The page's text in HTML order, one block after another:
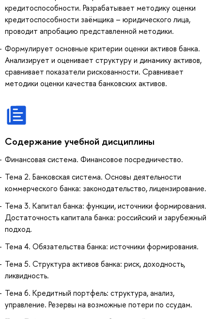
кредитоспособности. Разрабатывает методику оценки
кредитоспособности заёмщика – юридического лица,
проводит апробацию представленной методики.
Формулирует основные критерии оценки активов банка.
Анализирует и оценивает структуру и динамику активов,
сравнивает показатели рискованности. Сравнивает
методики оценки качества банковских активов.
Содержание учебной дисциплины
Финансовая система. Финансовое посредничество.
Тема 2. Банковская система. Основы деятельности
коммерческого банка: законодательство, лицензирование.
Тема 3. Капитал банка: функции, источники формирования.
Достаточность капитала банка: российский и зарубежный
подход.
Тема 4. Обязательства банка: источники формирования.
Тема 5. Структура активов банка: риск, доходность,
ликвидность.
Тема 6. Кредитный портфель: структура, анализ,
управление. Резервы на возможные потери по ссудам.